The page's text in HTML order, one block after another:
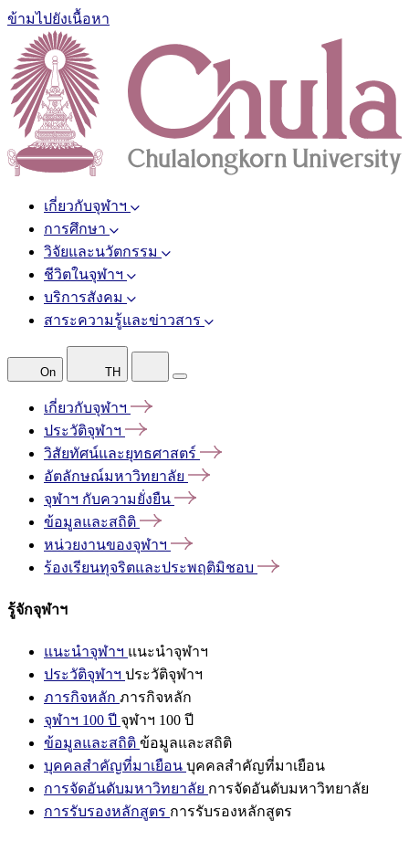
ข้ามไปยังเนื้อหา
เกี่ยวกับจุฬาฯ
การศึกษา
วิจัยและนวัตกรรม
ชีวิตในจุฬาฯ
บริการสังคม
สาระความรู้และข่าวสาร
On TH
เกี่ยวกับจุฬาฯ
ประวัติจุฬาฯ
วิสัยทัศน์และยุทธศาสตร์
อัตลักษณ์มหาวิทยาลัย
จุฬาฯ กับความยั่งยืน
ข้อมูลและสถิติ
หน่วยงานของจุฬาฯ
ร้องเรียนทุจริตและประพฤติมิชอบ
รู้จักจุฬาฯ
แนะนำจุฬาฯ แนะนำจุฬาฯ
ประวัติจุฬาฯ ประวัติจุฬาฯ
ภารกิจหลัก ภารกิจหลัก
จุฬาฯ 100 ปี จุฬาฯ 100 ปี
ข้อมูลและสถิติ ข้อมูลและสถิติ
บุคคลสำคัญที่มาเยือน บุคคลสำคัญที่มาเยือน
การจัดอันดับมหาวิทยาลัย การจัดอันดับมหาวิทยาลัย
การรับรองหลักสูตร การรับรองหลักสูตร